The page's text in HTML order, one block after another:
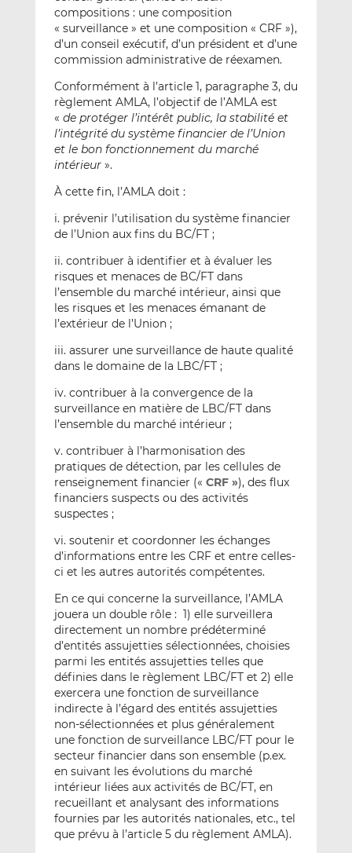
compositions : une composition
« surveillance » et une composition « CRF »),
d’un conseil exécutif, d’un président et d’une
commission administrative de réexamen.
Conformément à l’article 1, paragraphe 3, du
règlement AMLA, l’objectif de l’AMLA est
« de protéger l’intérêt public, la stabilité et
l’intégrité du système financier de l’Union
et le bon fonctionnement du marché
intérieur ».
À cette fin, l’AMLA doit :
i. prévenir l’utilisation du système financier
de l’Union aux fins du BC/FT ;
ii. contribuer à identifier et à évaluer les
risques et menaces de BC/FT dans
l’ensemble du marché intérieur, ainsi que
les risques et les menaces émanant de
l’extérieur de l’Union ;
iii. assurer une surveillance de haute qualité
dans le domaine de la LBC/FT ;
iv. contribuer à la convergence de la
surveillance en matière de LBC/FT dans
l’ensemble du marché intérieur ;
v. contribuer à l’harmonisation des
pratiques de détection, par les cellules de
renseignement financier (« CRF »), des flux
financiers suspects ou des activités
suspectes ;
vi. soutenir et coordonner les échanges
d’informations entre les CRF et entre celles-
ci et les autres autorités compétentes.
En ce qui concerne la surveillance, l’AMLA
jouera un double rôle : 1) elle surveillera
directement un nombre prédéterminé
d’entités assujetties sélectionnées, choisies
parmi les entités assujetties telles que
définies dans le règlement LBC/FT et 2) elle
exercera une fonction de surveillance
indirecte à l’égard des entités assujetties
non-sélectionnées et plus généralement
une fonction de surveillance LBC/FT pour le
secteur financier dans son ensemble (p.ex.
en suivant les évolutions du marché
intérieur liées aux activités de BC/FT, en
recueillant et analysant des informations
fournies par les autorités nationales, etc., tel
que prévu à l’article 5 du règlement AMLA).